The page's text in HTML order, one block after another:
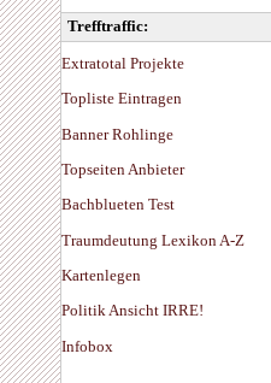
Trefftraffic:
Extratotal Projekte
Topliste Eintragen
Banner Rohlinge
Topseiten Anbieter
Bachblueten Test
Traumdeutung Lexikon A-Z
Kartenlegen
Politik Ansicht IRRE!
Infobox